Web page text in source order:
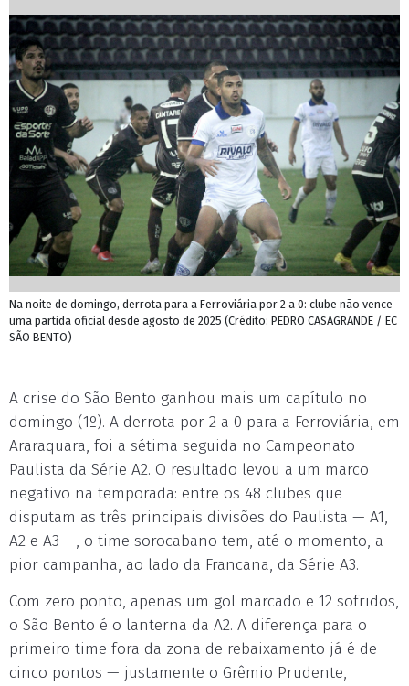
Na noite de domingo, derrota para a Ferroviária por 2 a 0: clube não vence
uma partida oficial desde agosto de 2025 (Crédito: PEDRO CASAGRANDE / EC
SÃO BENTO)
A crise do São Bento ganhou mais um capítulo no
domingo (1º). A derrota por 2 a 0 para a Ferroviária, em
Araraquara, foi a sétima seguida no Campeonato
Paulista da Série A2. O resultado levou a um marco
negativo na temporada: entre os 48 clubes que
disputam as três principais divisões do Paulista — A1,
A2 e A3 —, o time sorocabano tem, até o momento, a
pior campanha, ao lado da Francana, da Série A3.
Com zero ponto, apenas um gol marcado e 12 sofridos,
o São Bento é o lanterna da A2. A diferença para o
primeiro time fora da zona de rebaixamento já é de
cinco pontos — justamente o Grêmio Prudente,